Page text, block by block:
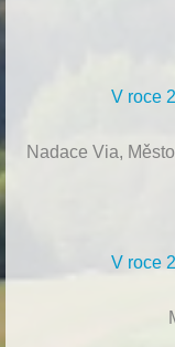
V roce
Nadace Via,
V roce